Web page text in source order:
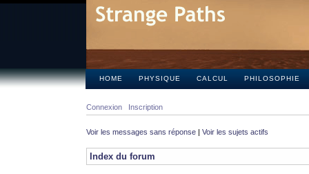
HOME PHYSIQUE CALCUL PHILOSOPHIE
Connexion Inscription
Voir les messages sans réponse | Voir les sujets actifs
Index du forum